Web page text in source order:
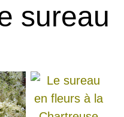
sureau